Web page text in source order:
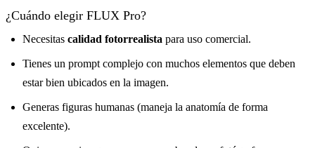
¿Cuándo elegir FLUX Pro?
Necesitas calidad fotorrealista para uso comercial.
Tienes un prompt complejo con muchos elementos que deben
estar bien ubicados en la imagen.
Generas figuras humanas (maneja la anatomía de forma
excelente).